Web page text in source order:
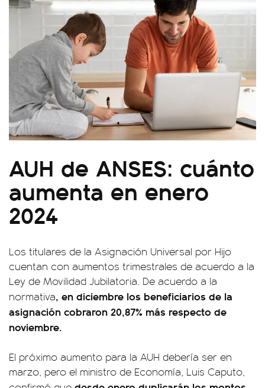
AUH de ANSES: cuánto
aumenta en enero
2024
Los titulares de la Asignación Universal por Hijo
cuentan con aumentos trimestrales de acuerdo a la
Ley de Movilidad Jubilatoria. De acuerdo a la
normativa, en diciembre los beneficiarios de la
asignación cobraron 20,87% más respecto de
noviembre.
El próximo aumento para la AUH debería ser en
marzo, pero el ministro de Economía, Luis Caputo,